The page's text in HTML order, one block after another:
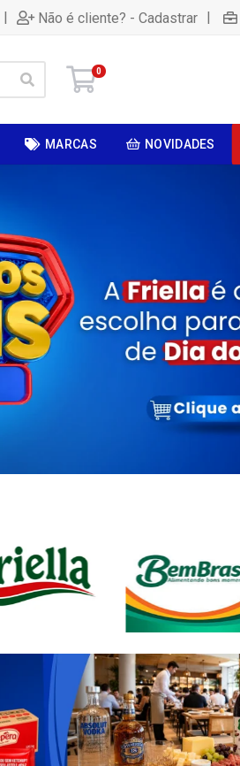
| Não é cliente? - Cadastrar |
0
MARCAS NOVIDADES